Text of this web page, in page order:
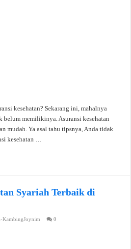
kesehatan? Sekarang ini, mahalnya
belum memilikinya. Asuransi kesehatan
mudah. Ya asal tahu tipsnya, Anda tidak
kesehatan …
Syariah Terbaik di
KambingJoynim 0